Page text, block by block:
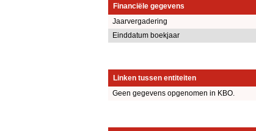
Financiële gegevens
Jaarvergadering
Einddatum boekjaar
Linken tussen entiteiten
Geen gegevens opgenomen in KBO.